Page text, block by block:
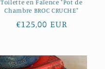
Toilette en Faïence "Pot de
Chambre BROC CRUCHE"
Prix
€125,00 EUR